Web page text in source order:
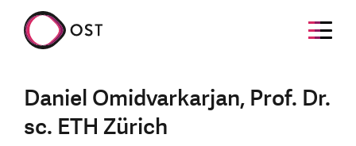
Daniel Omidvarkarjan, Prof. Dr.
sc. ETH Zürich